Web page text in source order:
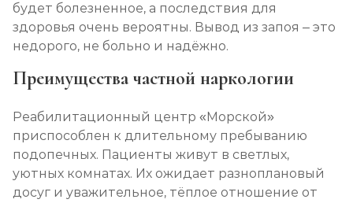
будет болезненное, а последствия для
здоровья очень вероятны. Вывод из запоя – это
недорого, не больно и надёжно.
Преимущества частной наркологии
Реабилитационный центр «Морской»
приспособлен к длительному пребыванию
подопечных. Пациенты живут в светлых,
уютных комнатах. Их ожидает разноплановый
досуг и уважительное, тёплое отношение от